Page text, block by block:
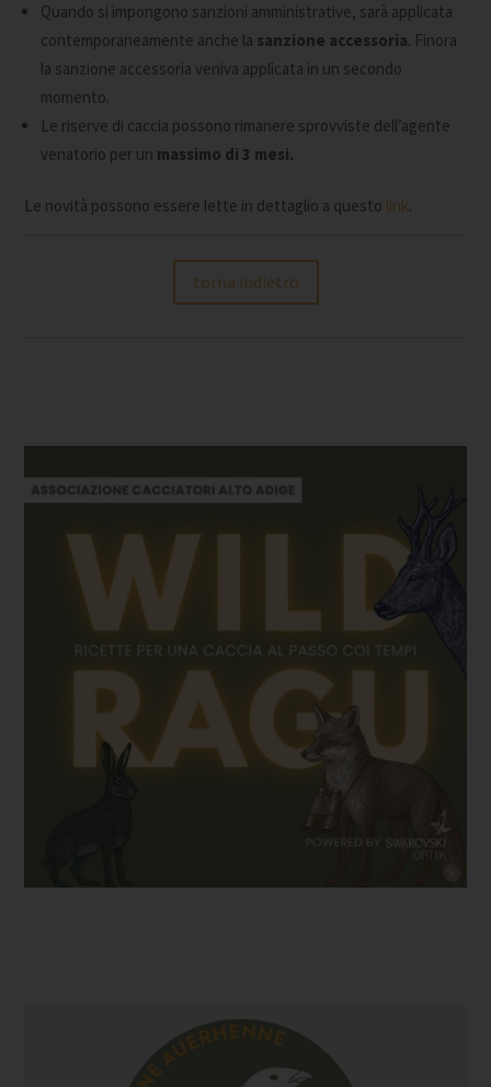
Quando si impongono sanzioni amministrative, sarà applicata
contemporaneamente anche la sanzione accessoria. Finora
la sanzione accessoria veniva applicata in un secondo
momento.
Le riserve di caccia possono rimanere sprovviste dell’agente
venatorio per un massimo di 3 mesi.
Le novità possono essere lette in dettaglio a questo link.
torna indietro